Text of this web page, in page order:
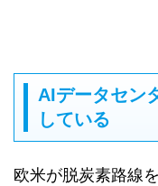
AIデータセン
している
欧米が脱炭素路線